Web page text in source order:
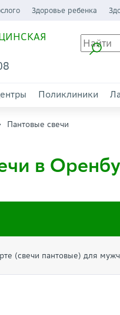
Здоровье ребенка
Поликлиники
Пантовые свечи
в
(свечи пантовые) для